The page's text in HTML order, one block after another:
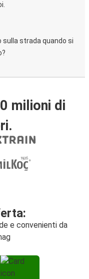
sulla strada quando si
milioni di
e convenienti da